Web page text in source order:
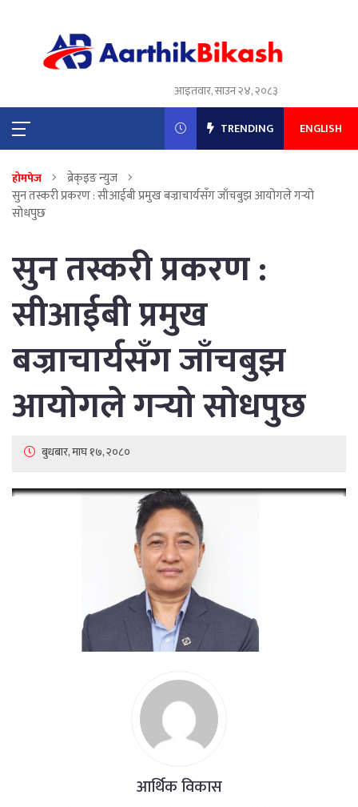
आइतवार, साउन २४, २०८३
TRENDING ENGLISH
होमपेज
ब्रेक्इङ न्युज
सुन तस्करी प्रकरण : सीआईबी प्रमुख बज्राचार्यसँग जाँचबुझ आयोगले गर्‍यो
सोधपुछ
सुन तस्करी प्रकरण :
सीआईबी प्रमुख
बज्राचार्यसँग जाँचबुझ
आयोगले गर्‍यो सोधपुछ
बुधबार, माघ १७, २०८०
आर्थिक विकास